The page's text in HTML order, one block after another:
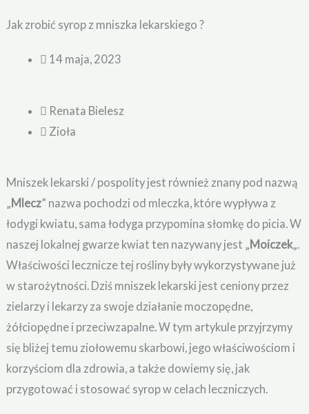
doJak zrobić syrop z mniszka lekarskiego ?
14 maja, 2023
Renata Bielesz
Zioła
Mniszek lekarski / pospolity jest również znany pod nazwą
„ Mlecz” nazwa pochodzi od mleczka, które wypływa z
łodygi kwiatu, sama łodyga przypomina słomkę do picia. W
naszej lokalnej gwarze kwiat ten nazywany jest „ Moiczek„.
Właściwości lecznicze tej rośliny były wykorzystywane już
w starożytności. Dziś mniszek lekarski jest ceniony przez
zielarzy i lekarzy za swoje działanie moczopędne,
żółciopędne i przeciwzapalne. W tym artykule przyjrzymy
się bliżej temu ziołowemu skarbowi, jego właściwościom i
korzyściom dla zdrowia, a także dowiemy się, jak
przygotować i stosować syrop w celach leczniczych.